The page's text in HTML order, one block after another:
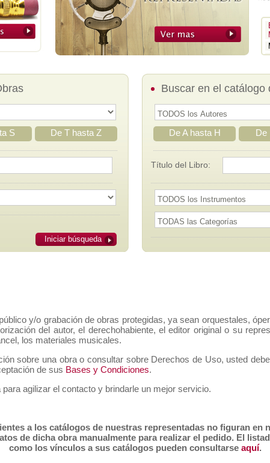
S De T hasta Z
Iniciar búsqueda
Buscar en el catálogo
De A hasta H De
Título del Libro:
y/o grabación de obras protegidas, ya sean orquestales,
del autor, el derechohabiente, el editor original o su
los materiales musicales.
sobre una obra o consultar sobre Derechos de Uso, usted
de sus Bases y Condiciones.
agilizar el contacto y brindarle un mejor servicio.
a los catálogos de nuestras representadas no figuran en
de dicha obra manualmente para realizar el pedido. El
como los vínculos a sus catálogos pueden consultarse aquí.